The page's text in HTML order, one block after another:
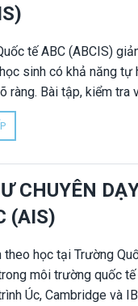
tế ABC (ABCIS)
sinh có khả năng tự
ràng. Bài tập, kiểm
học sinh hiểu sâu
chọn gia sư dạy kèm
CHUYÊN
(AIS)
theo học tại Trường
môi trường quốc
Úc, Cambridge và